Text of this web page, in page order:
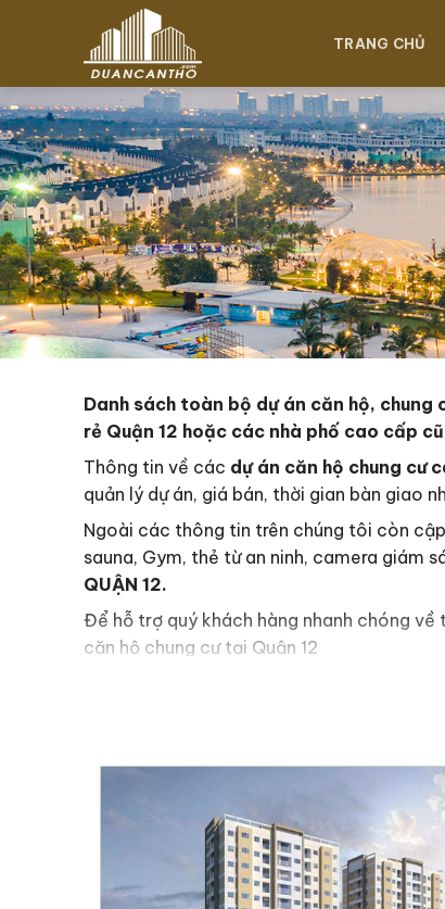
dung
TRANG CHỦ
Danh sách toàn bộ dự án căn hộ,
rẻ Quận 12 hoặc các nhà phố cao cấp
Thông tin về các dự án căn hộ chung cư
quản lý dự án, giá bán, thời gian bàn giao
Ngoài các thông tin trên chúng tôi còn
sauna, Gym, thẻ từ an ninh, camera giám
QUẬN 12.
Để hỗ trợ quý khách hàng nhanh chóng
căn hộ chung cư tại Quận 12
Giỏ hàng, bảng giá và chính sách bán
0949.124.589
để có được
Ngoài ra công ty chúng tôi luôn có nhân
đầu tư sinh lời cao nhất, chúng tôi sẽ hỗ